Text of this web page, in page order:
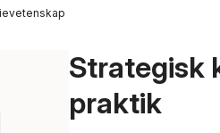
Strategisk
praktik